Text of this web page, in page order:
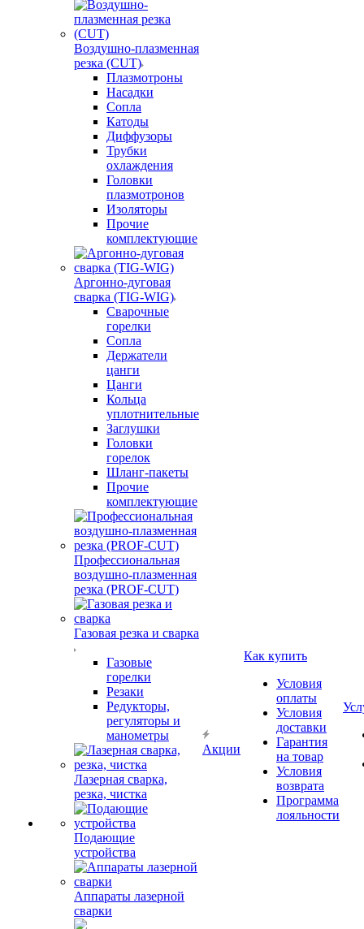
Воздушно-плазменная
резка (CUT)
Плазмотроны
Насадки
Сопла
Катоды
Диффузоры
Трубки
охлаждения
Головки
плазмотронов
Изоляторы
Прочие
комплектующие
Аргонно-дуговая
сварка (TIG-WIG)
Сварочные
горелки
Сопла
Держатели
цанги
Цанги
Кольца
уплотнительные
Заглушки
Головки
горелок
Шланг-пакеты
Прочие
комплектующие
Профессиональная
воздушно-плазменная
резка (PROF-CUT)
Газовая резка и сварка
Газовые
горелки
Резаки
Редукторы,
регуляторы и
манометры
Лазерная сварка,
резка, чистка
Подающие
устройства
Аппараты лазерной
сварки
Акции
Как купить
Условия
оплаты
Условия
доставки
Гарантия
на товар
Условия
возврата
Программа
лояльности